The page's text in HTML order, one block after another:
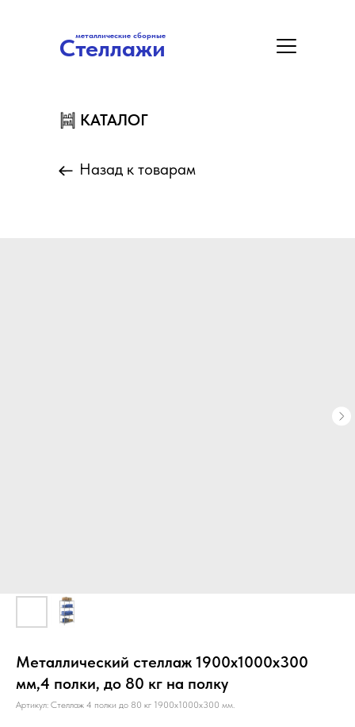
Стеллажи
металлические сборные
Стеллажи
КАТАЛОГ
Назад к товарам
Металлический стеллаж 1900х1000х300
мм,4 полки, до 80 кг на полку
Артикул: Стеллаж 4 полки до 80 кг 1900х1000х300 мм.